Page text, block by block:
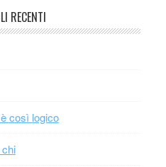
RECENTI
così logico